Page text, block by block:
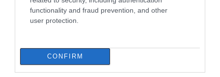
functionality and fraud prevention, and other
user protection.
CONFIRM
13.09.2024 | 21:20